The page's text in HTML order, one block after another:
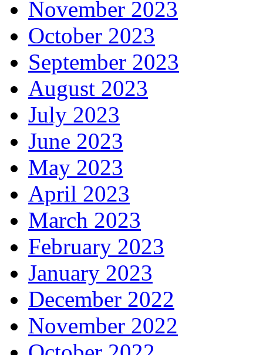
November 2023
October 2023
September 2023
August 2023
July 2023
June 2023
May 2023
April 2023
March 2023
February 2023
January 2023
December 2022
November 2022